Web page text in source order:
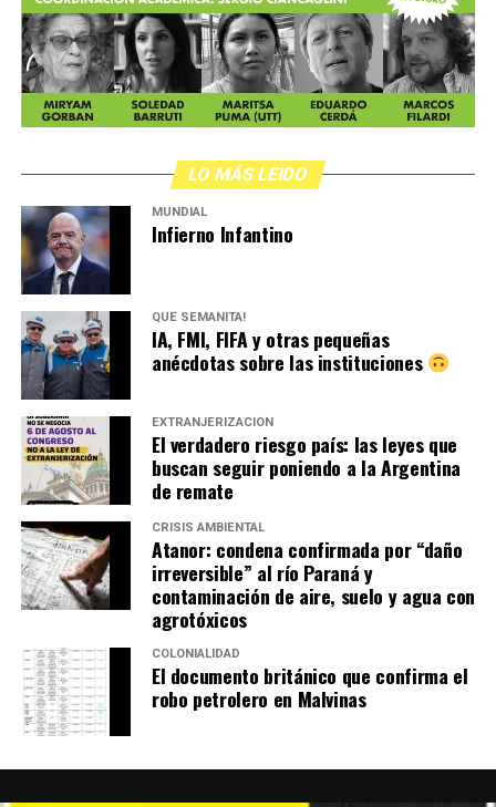
LO MÁS LEIDO
MUNDIAL
Infierno Infantino
QUÉ SEMANITA!
IA, FMI, FIFA y otras pequeñas
anécdotas sobre las instituciones
EXTRANJERIZACIÓN
El verdadero riesgo país: las leyes que
buscan seguir poniendo a la Argentina
de remate
CRISIS AMBIENTAL
Atanor: condena confirmada por “daño
irreversible” al río Paraná y
contaminación de aire, suelo y agua con
agrotóxicos
COLONIALIDAD
El documento británico que confirma el
robo petrolero en Malvinas